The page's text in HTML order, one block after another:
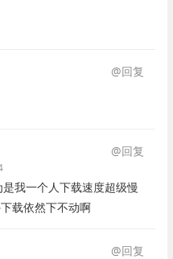
@回复
@回复
我一个人下载速度超级慢
载依然下不动啊
@回复